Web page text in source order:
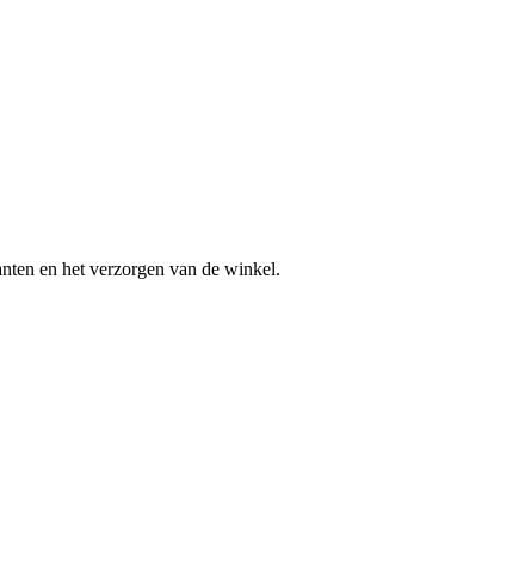
en het verzorgen van de winkel.